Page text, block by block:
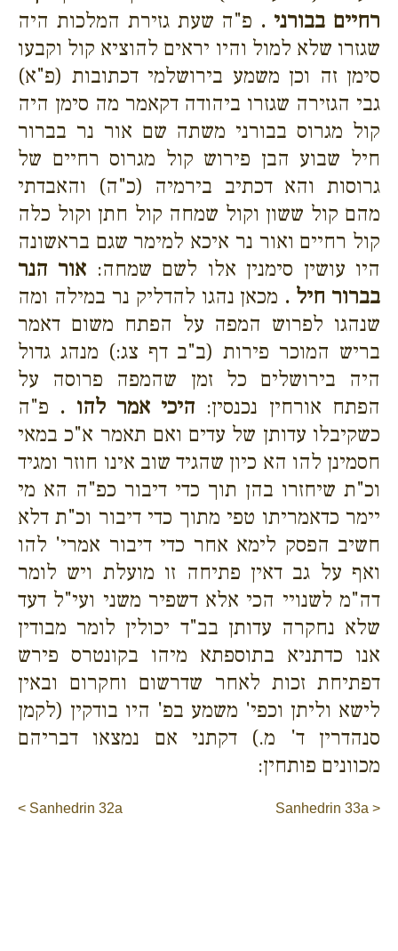
רחיים בבורני . פ"ה שעת גזירת המלכות היה
שגזרו שלא למול והיו יראים להוציא קול וקבעו
סימן זה וכן משמע בירושלמי דכתובות (פ"א)
גבי הגזירה שגזרו ביהודה דקאמר מה סימן היה
קול מגרוס בבורני משתה שם אור נר בברור
חיל שבוע הבן פירוש קול מגרוס רחיים של
גרוסות והא דכתיב בירמיה (כ"ה) והאבדתי
מהם קול ששון וקול שמחה קול חתן וקול כלה
קול רחיים ואור נר איכא למימר שגם בראשונה
היו עושין סימנין אלו לשם שמחה: אור הנר
בברור חיל . מכאן נהגו להדליק נר במילה ומה
שנהגו לפרוש המפה על הפתח משום דאמר
בריש המוכר פירות (ב"ב דף צג:) מנהג גדול
היה בירושלים כל זמן שהמפה פרוסה על
הפתח אורחין נכנסין: היכי אמר להו . פ"ה
כשקיבלו עדותן של עדים ואם תאמר א"כ במאי
חסמינן להו הא כיון שהגיד שוב אינו חוזר ומגיד
וכ"ת שיחזרו בהן תוך כדי דיבור כפ"ה הא מי
יימר כדאמריתו טפי מתוך כדי דיבור וכ"ת דלא
חשיב הפסק לימא אחר כדי דיבור אמרי' להו
ואף על גב דאין פתיחה זו מועלת ויש לומר
דה"מ לשנויי הכי אלא דשפיר משני ועי"ל דעד
שלא נחקרה עדותן בב"ד יכולין לומר מבודין
אנו כדתניא בתוספתא מיהו בקונטרס פירש
דפתיחת זכות לאחר שדרשום וחקרום ובאין
לישא וליתן וכפי' משמע בפ' היו בודקין (לקמן
סנהדרין ד' מ.) דקתני אם נמצאו דבריהם
מכוונים פותחין:
< Sanhedrin 32a Sanhedrin 33a >